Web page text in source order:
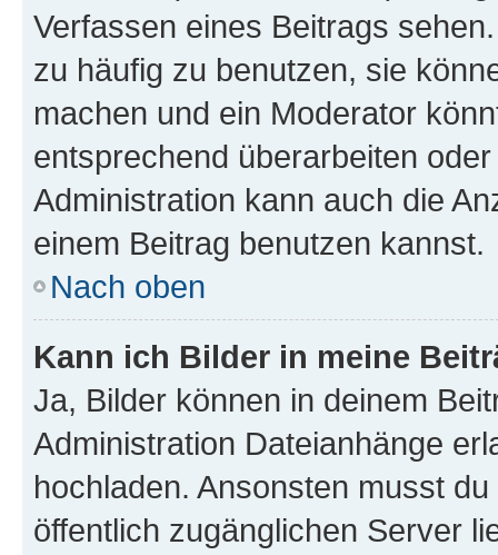
Verfassen eines Beitrags
zu häufig zu benutzen, sie
machen und ein Moderator
entsprechend überarbeiten
Administration kann auch die
einem Beitrag benutzen kannst.
Nach oben
Kann ich Bilder in meine
Ja, Bilder können in deinem
Administration Dateianhänge
hochladen. Ansonsten musst
öffentlich zugänglichen Server